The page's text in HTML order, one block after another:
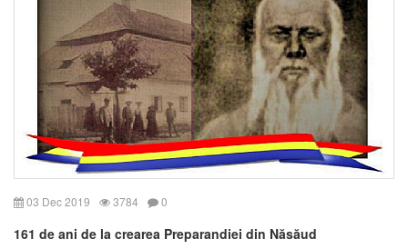
03 Dec 2019 3784 0
161 de ani de la crearea Preparandiei din Năsăud